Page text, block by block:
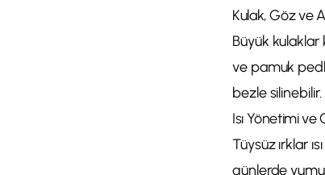
Kulak, Göz ve
Büyük
ve pamuk
bezle
Isı Yönetimi
Tüysüz ırklar
günlerde